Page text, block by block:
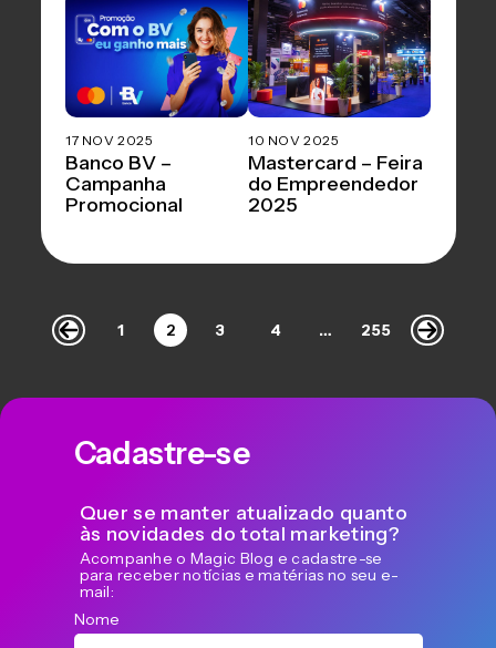
17 NOV 2025
Banco BV –
Campanha
Promocional
10 NOV 2025
Mastercard – Feira
do Empreendedor
2025
1 2 3 4 … 255
Cadastre-se
Quer se manter atualizado quanto
às novidades do total marketing?
Acompanhe o Magic Blog e cadastre-se
para receber notícias e matérias no seu e-
mail:
Nome